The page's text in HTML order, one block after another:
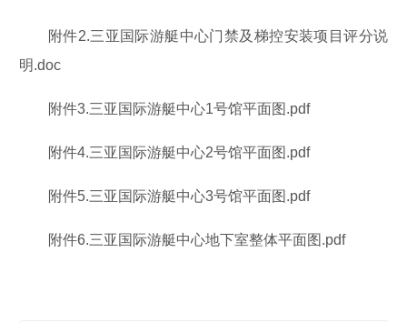
附件2.三亚国际游艇中心门禁及梯控安装项目评分说
明.doc
附件3.三亚国际游艇中心1号馆平面图.pdf
附件4.三亚国际游艇中心2号馆平面图.pdf
附件5.三亚国际游艇中心3号馆平面图.pdf
附件6.三亚国际游艇中心地下室整体平面图.pdf